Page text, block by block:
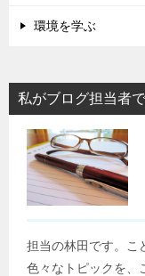
環境を学ぶ
私がブログ担当者
担当の林田です。こ
色々なトピックを、